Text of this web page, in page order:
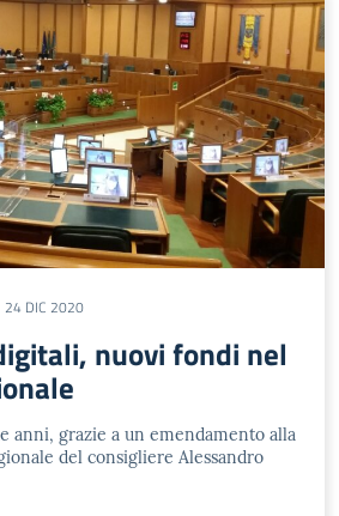
24 DIC 2020
nuovi fondi nel
anni, grazie a un emendamento alla
del consigliere Alessandro